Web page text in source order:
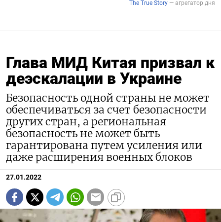
Глава МИД Китая призвал к
деэскалации в Украине
Безопасность одной страны не может
обеспечиваться за счет безопасности
других стран, а региональная
безопасность не может быть
гарантирована путем усиления или
даже расширения военных блоков
27.01.2022